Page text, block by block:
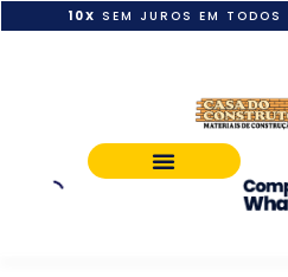
10X SEM JUROS EM